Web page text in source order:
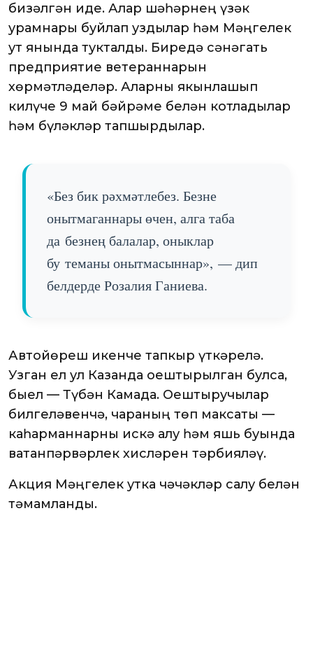
бизәлгән иде. Алар шәһәрнең үзәк
урамнары буйлап уздылар һәм Мәңгелек
ут янында тукталды. Биредә сәнәгать
предприятие ветераннарын
хөрмәтләделәр. Аларны якынлашып
килүче 9 май бәйрәме белән котладылар
һәм бүләкләр тапшырдылар.
«Без бик рәхмәтлебез. Безне
онытмаганнары өчен, алга таба
да безнең балалар, оныклар
бу теманы онытмасыннар», — дип
белдерде Розалия Ганиева.
Автойөреш икенче тапкыр үткәрелә.
Узган ел ул Казанда оештырылган булса,
быел — Түбән Камада. Оештыручылар
билгеләвенчә, чараның төп максаты —
каһарманнарны искә алу һәм яшь буында
ватанпәрвәрлек хисләрен тәрбияләү.
Акция Мәңгелек утка чәчәкләр салу белән
тәмамланды.